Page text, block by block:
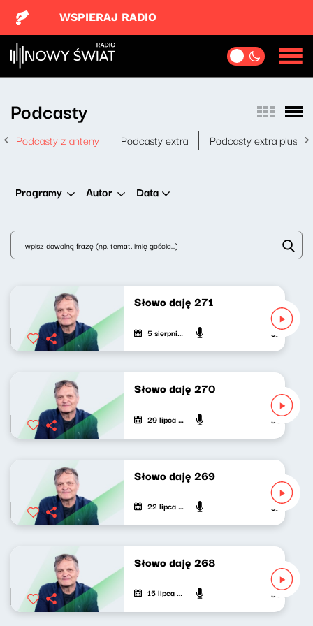
WSPIERAJ RADIO
Podcasty
Podcasty z anteny Podcasty extra Podcasty extra plus
Programy Autor Data
Słowo daję 271
5 sierpnia 2026 Jarosław
Słowo daję 270
29 lipca 2026 Jarosław
Słowo daję 269
22 lipca 2026 Jarosław
Słowo daję 268
15 lipca 2026 Jarosław